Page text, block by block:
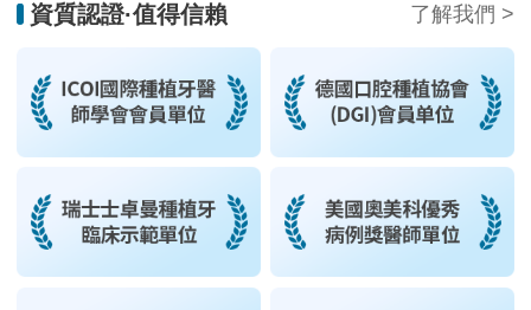
資質認證·值得信賴 了解我們 >